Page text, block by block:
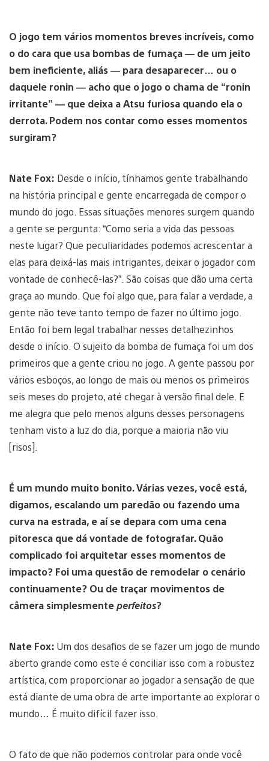
O jogo tem vários momentos breves incríveis, como
o do cara que usa bombas de fumaça — de um jeito
bem ineficiente, aliás — para desaparecer… ou o
daquele ronin — acho que o jogo o chama de “ronin
irritante” — que deixa a Atsu furiosa quando ela o
derrota. Podem nos contar como esses momentos
surgiram?
Nate Fox: Desde o início, tínhamos gente trabalhando
na história principal e gente encarregada de compor o
mundo do jogo. Essas situações menores surgem quando
a gente se pergunta: “Como seria a vida das pessoas
neste lugar? Que peculiaridades podemos acrescentar a
elas para deixá-las mais intrigantes, deixar o jogador com
vontade de conhecê-las?”. São coisas que dão uma certa
graça ao mundo. Que foi algo que, para falar a verdade, a
gente não teve tanto tempo de fazer no último jogo.
Então foi bem legal trabalhar nesses detalhezinhos
desde o início. O sujeito da bomba de fumaça foi um dos
primeiros que a gente criou no jogo. A gente passou por
vários esboços, ao longo de mais ou menos os primeiros
seis meses do projeto, até chegar à versão final dele. E
me alegra que pelo menos alguns desses personagens
tenham visto a luz do dia, porque a maioria não viu
[risos].
É um mundo muito bonito. Várias vezes, você está,
digamos, escalando um paredão ou fazendo uma
curva na estrada, e aí se depara com uma cena
pitoresca que dá vontade de fotografar. Quão
complicado foi arquitetar esses momentos de
impacto? Foi uma questão de remodelar o cenário
continuamente? Ou de traçar movimentos de
câmera simplesmenteperfeitos?
Nate Fox: Um dos desafios de se fazer um jogo de mundo
aberto grande como este é conciliar isso com a robustez
artística, com proporcionar ao jogador a sensação de que
está diante de uma obra de arte importante ao explorar o
mundo… É muito difícil fazer isso.
O fato de que não podemos controlar para onde você